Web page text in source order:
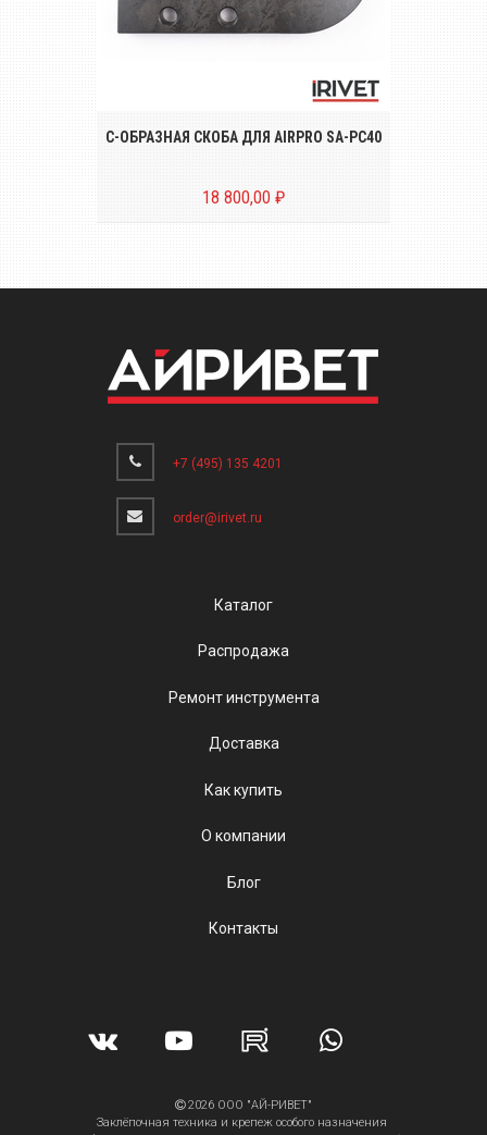
заклёпочников AIRPRO серии SA-SC3000
С-ОБРАЗНАЯ СКОБА ДЛЯ AIRPRO SA-PC40
18 800,00 ₽
+7 (495) 135 4201
order@irivet.ru
Каталог
Распродажа
Ремонт инструмента
Доставка
Как купить
О компании
Блог
Контакты
2026 ООО "АЙ-РИВЕТ"
Заклёпочная техника и крепеж особого назначения